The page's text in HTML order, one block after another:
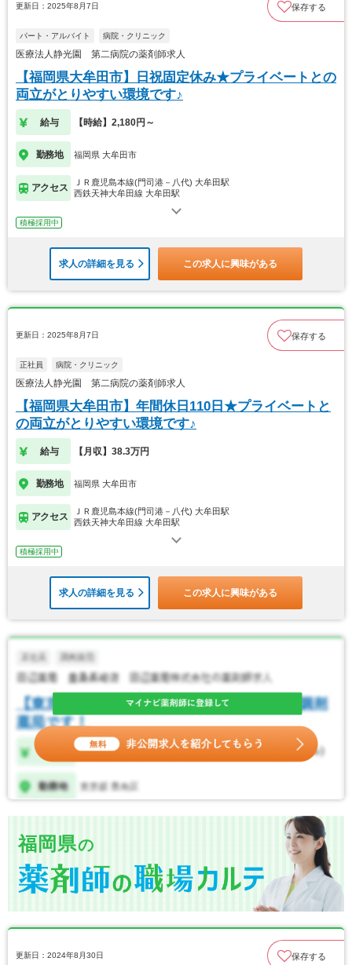
更新日：2025年8月7日 保存する
パート・アルバイト 病院・クリニック
医療法人静光園 第二病院の薬剤師求人
【福岡県大牟田市】日祝固定休み★プライベートとの
両立がとりやすい環境です♪
給与 【時給】2,180円～
勤務地 福岡県 大牟田市
アクセス
ＪＲ鹿児島本線(門司港－八代) 大牟田駅
西鉄天神大牟田線 大牟田駅
積極採用中
求人の詳細を見る この求人に興味がある
更新日：2025年8月7日 保存する
正社員 病院・クリニック
医療法人静光園 第二病院の薬剤師求人
【福岡県大牟田市】年間休日110日★プライベートと
の両立がとりやすい環境です♪
給与 【月収】38.3万円
勤務地 福岡県 大牟田市
アクセス
ＪＲ鹿児島本線(門司港－八代) 大牟田駅
西鉄天神大牟田線 大牟田駅
積極採用中
求人の詳細を見る この求人に興味がある
福岡県の
更新日：2024年8月30日 保存する